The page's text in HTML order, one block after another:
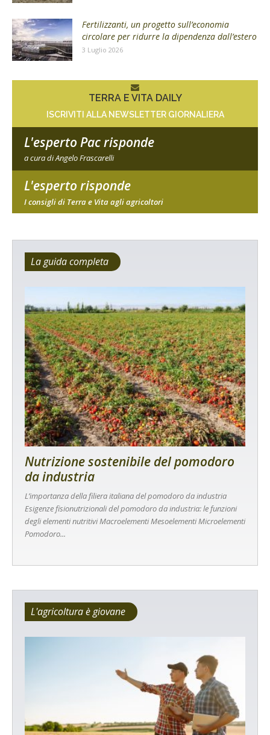
Fertilizzanti, un progetto sull’economia
circolare per ridurre la dipendenza dall’estero
3 Luglio 2026
TERRA E VITA DAILY
ISCRIVITI ALLA NEWSLETTER GIORNALIERA
L'esperto Pac risponde
a cura di Angelo Frascarelli
L'esperto risponde
I consigli di Terra e Vita agli agricoltori
La guida completa
Nutrizione sostenibile del pomodoro
da industria
L’importanza della filiera italiana del pomodoro da industria
Esigenze fisionutrizionali del pomodoro da industria: le funzioni
degli elementi nutritivi Macroelementi Mesoelementi Microelementi
Pomodoro...
L'agricoltura è giovane